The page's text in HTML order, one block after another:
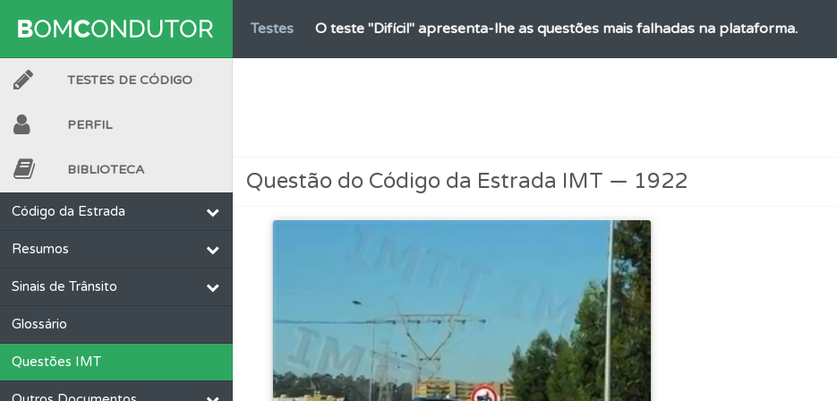
Testes O teste "Difícil" apresenta-lhe as questões mais falhadas na plataforma.
O teste "Erradas" apresenta-lhe questões que errou e não voltou a responder.
Perfil Tem um histórico dos seus testes no seu perfil.
Questões Pode guardar uma questão colocando-a como favorita.
TESTES DE CÓDIGO
PERFIL
BIBLIOTECA
Código da Estrada
Resumos
Sinais de Trânsito
Glossário
Questões IMT
Questão do Código da Estrada IMT — 1922